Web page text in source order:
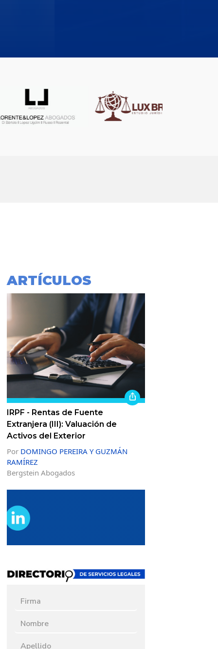
ARTÍCULOS
IRPF - Rentas de Fuente
Extranjera (III): Valuación de
Activos del Exterior
Por DOMINGO PEREIRA Y GUZMÁN
RAMÍREZ
Bergstein Abogados